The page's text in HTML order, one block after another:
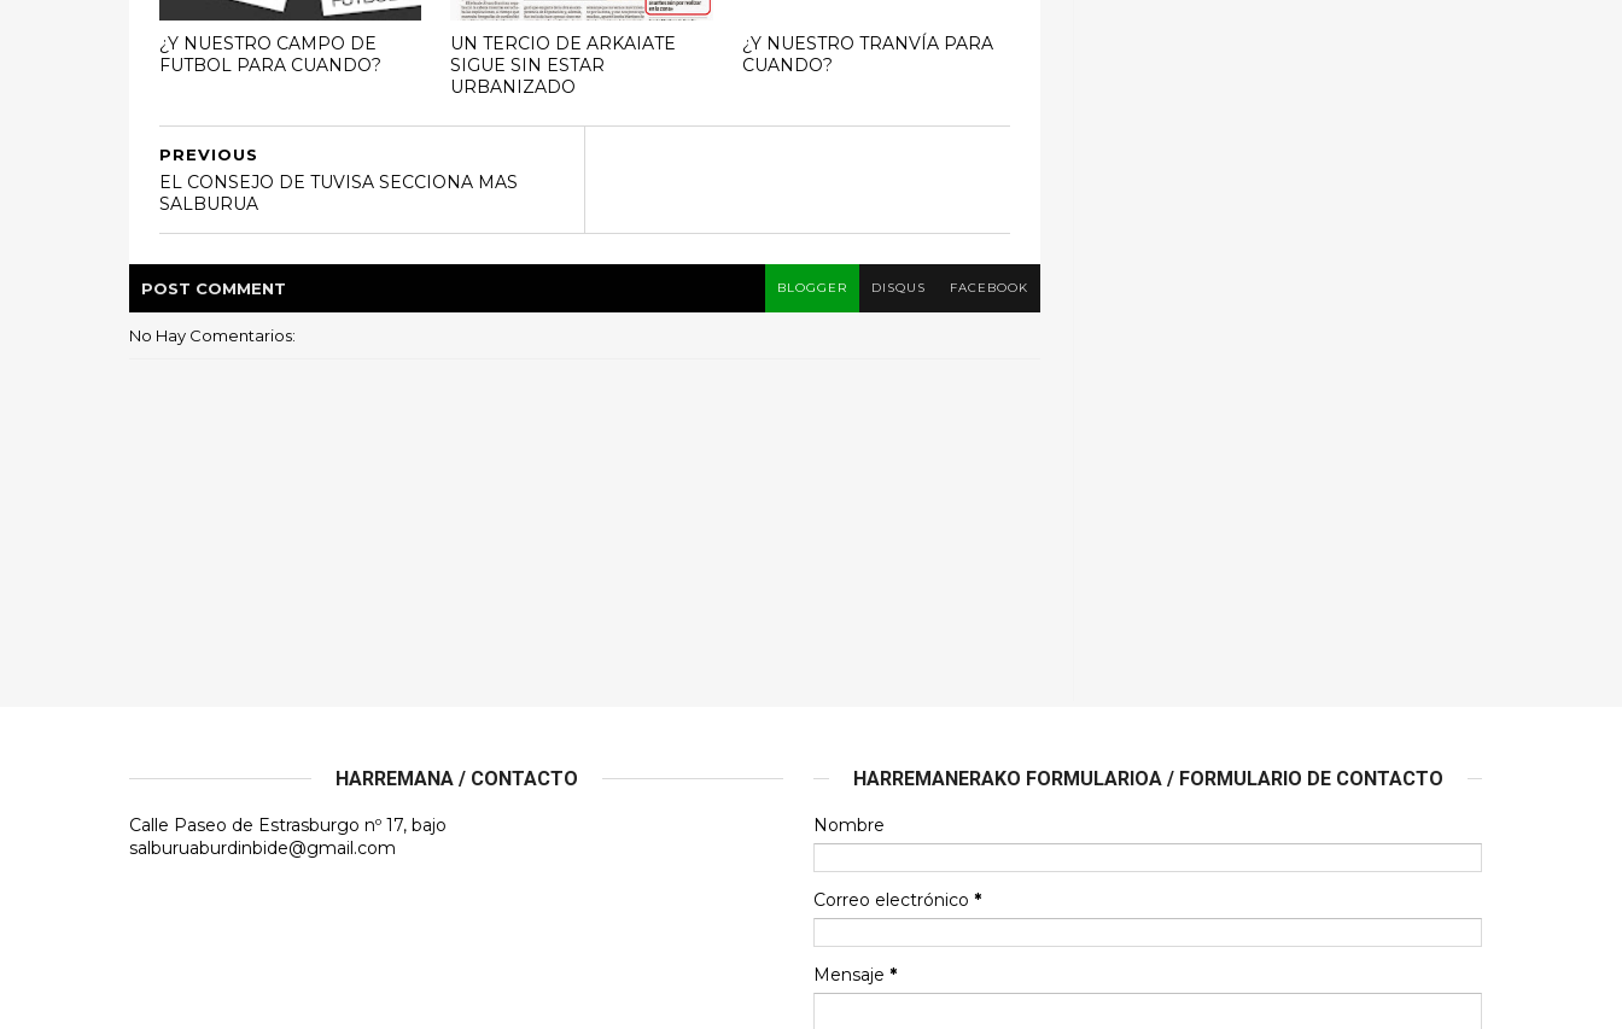
¿Y NUESTRO CAMPO DE
FUTBOL PARA CUANDO?
UN TERCIO DE ARKAIATE
SIGUE SIN ESTAR
URBANIZADO
¿Y NUESTRO TRANVÍA PARA
CUANDO?
PREVIOUS
EL CONSEJO DE TUVISA SECCIONA MAS
SALBURUA
POST COMMENT BLOGGER DISQUS FACEBOOK
No Hay Comentarios:
HARREMANA / CONTACTO
Calle Paseo de Estrasburgo nº 17, bajo
salburuaburdinbide@gmail.com
HARREMANERAKO FORMULARIOA / FORMULARIO DE CONTACTO
Nombre
Correo electrónico *
Mensaje *